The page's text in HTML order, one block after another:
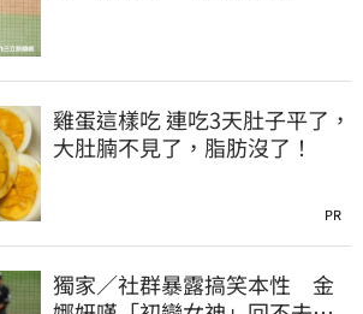
雞蛋這樣吃 連吃3天肚子平了，
大肚腩不見了，脂肪沒了！
PR
獨家／社群暴露搞笑本性 金